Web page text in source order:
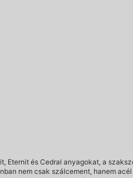
Eternit és Cedral anyagokat, a
nem csak szálcement, hanem